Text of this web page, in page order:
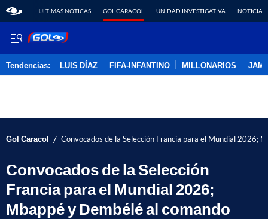
ÚLTIMAS NOTICAS GOL CARACOL UNIDAD INVESTIGATIVA NOTICIAS
Tendencias: LUIS DÍAZ FIFA-INFANTINO MILLONARIOS
Gol Caracol / Convocados de la Selección Francia para el Mundial 2026;
Convocados de la Selección
Francia para el Mundial 2026;
Mbappé y Dembélé al comando